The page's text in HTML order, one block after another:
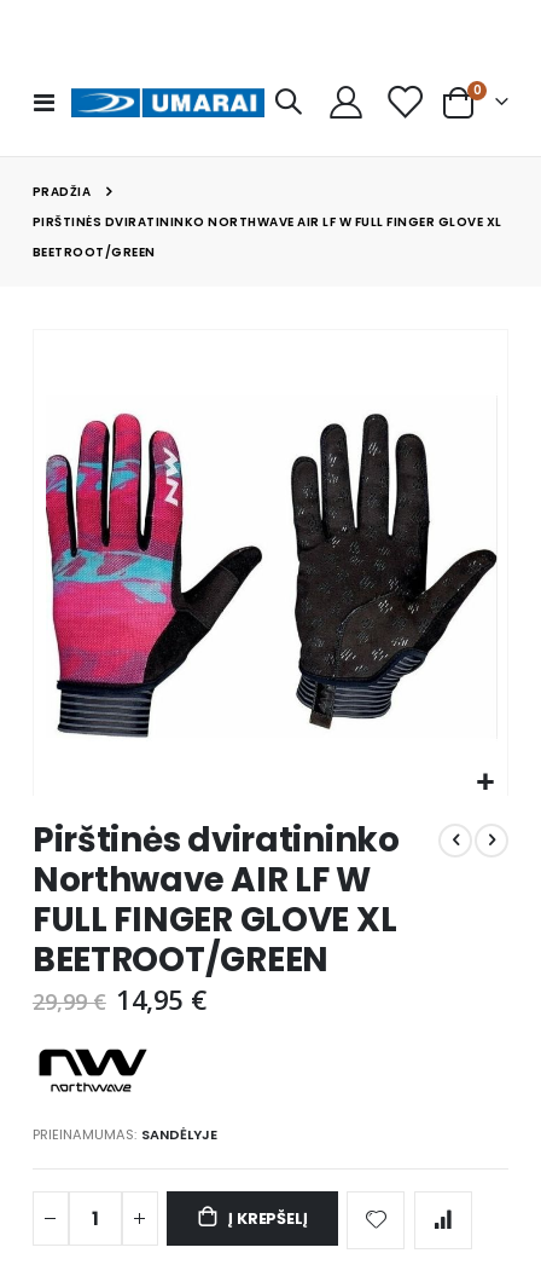
Toggle
Nav
Cart
0prekės
PRADŽIA
PIRŠTINĖS DVIRATININKO NORTHWAVE AIR LF W FULL FINGER GLOVE XL
BEETROOT/GREEN
the
images
gallery
to
the
beginning
of
the
images
Pirštinės dviratininko
Northwave AIR LF W
FULL FINGER GLOVE XL
BEETROOT/GREEN
29,99 € 14,95 €
PRIEINAMUMAS: SANDĖLYJE
Į KREPŠELĮ